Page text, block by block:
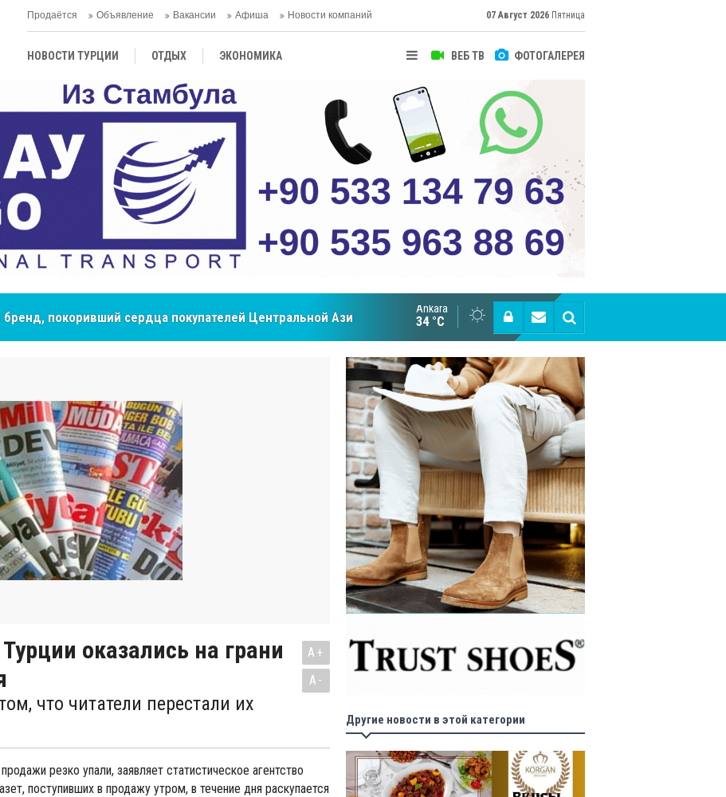
Продаётся Объявление Вакансии Афиша Новости компаний 07 Август 2026 Пятница
ВЕБ ТВ ФОТОГАЛЕРЕЯ
НОВОСТИ ТУРЦИИ ОТДЫХ ЭКОНОМИКА
ТУРЕЦКАЯ КУХНЯ КУЛЬТУРА
ЦЕНТРАЛЬНАЯ АЗИЯ МНЕНИE
бренд, покоривший сердца покупателей Центральной Азии
Великий Шёлковый путь объединяет таланты в
Ankara
34 °C
оказались на грани
что читатели перестали их
A+
A-
резко упали, заявляет статистическое агентство
поступивших в продажу утром, в течение дня раскупается
Другие новости в этой категории